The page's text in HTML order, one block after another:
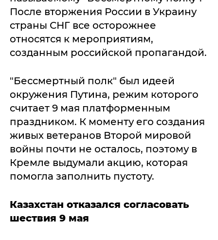
После вторжения России в Украину
страны СНГ все осторожнее
относятся к мероприятиям,
созданным российской пропагандой.
"Бессмертный полк" был идеей
окружения Путина, режим которого
считает 9 мая платформенным
праздником. К моменту его создания
живых ветеранов Второй мировой
войны почти не осталось, поэтому в
Кремле выдумали акцию, которая
помогла заполнить пустоту.
Казахстан отказался согласовать
шествия 9 мая